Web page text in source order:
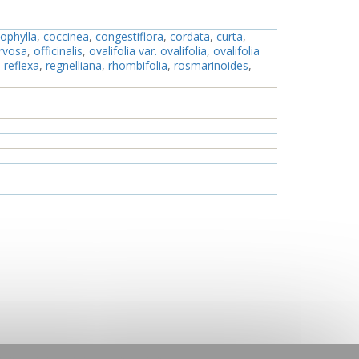
, coccinea, congestiflora, cordata, curta,
, officinalis, ovalifolia var. ovalifolia, ovalifolia
reflexa, regnelliana, rhombifolia, rosmarinoides,